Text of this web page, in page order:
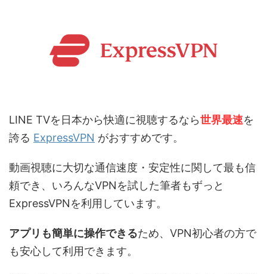
LINE TVを日本から快適に視聴するなら世界最速を
誇る ExpressVPN がおすすめです。
動画視聴に大切な通信速度・安定性に関して最も信
頼でき、いろんなVPNを試した筆者もずっと
ExpressVPNを利用しています。
アプリも簡単に操作できるため、VPN初心者の方で
も安心して利用できます。